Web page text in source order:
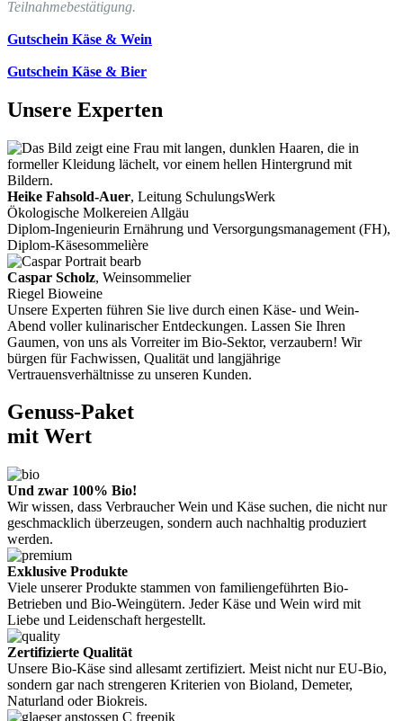
Teilnahmebestätigung.
Gutschein Käse & Wein
Gutschein Käse & Bier
Unsere Experten
Heike Fahsold-Auer, Leitung SchulungsWerk
Ökologische Molkereien Allgäu
Diplom-Ingenieurin Ernährung und Versorgungsmanagement (FH),
Diplom-Käsesommelière
Caspar Scholz, Weinsommelier
Riegel Bioweine
Unsere Experten führen Sie live durch einen Käse- und Wein-
Abend voller kulinarischer Entdeckungen. Lassen Sie Ihren
Gaumen, von uns als Vorreiter im Bio-Sektor, verzaubern! Wir
bürgen für Fachwissen, Qualität und langjährige
Vertrauensverhältnisse zu unseren Kunden.
Genuss-Paket
mit Wert
Und zwar 100% Bio!
Wir wissen, dass Verbraucher Wein und Käse suchen, die nicht nur
geschmacklich überzeugen, sondern auch nachhaltig produziert
werden.
Exklusive Produkte
Viele unserer Produkte stammen von familiengeführten Bio-
Betrieben und Bio-Weingütern. Jeder Käse und Wein wird mit
Liebe und Leidenschaft hergestellt.
Zertifizierte Qualität
Unsere Bio-Käse sind allesamt zertifiziert. Meist nicht nur EU-Bio,
sondern gar nach strengeren Kriterien von Bioland, Demeter,
Naturland oder Biokreis.